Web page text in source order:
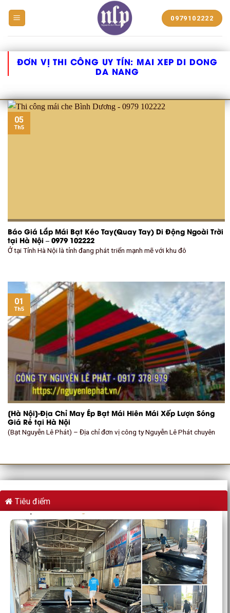
NHỰA
PHÁT
0979102222
ĐƠN VỊ THI CÔNG UY TÍN: MAI XEP DI DONG
DA NANG
Báo Giá Lắp Mái Bạt Kéo Tay(Quay Tay) Di Động Ngoài Trời
tại Hà Nội – 0979 102222
Ở tại Tỉnh Hà Nội là tỉnh đang phát triển mạnh mẽ với khu đô
05
Th5
[Hà Nội]-Địa Chỉ May Ép Bạt Mái Hiên Mái Xếp Lượn Sóng
Giá Rẻ tại Hà Nội
(Bạt Nguyễn Lê Phát) – Địa chỉ đơn vị công ty Nguyễn Lê Phát chuyên
01
Th5
Tiêu điểm